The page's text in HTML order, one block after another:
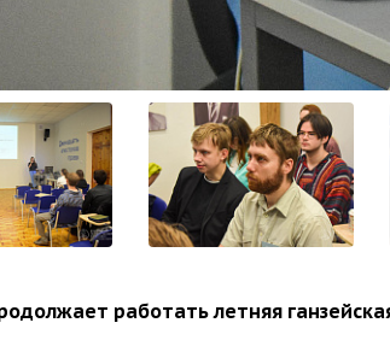
работать летняя